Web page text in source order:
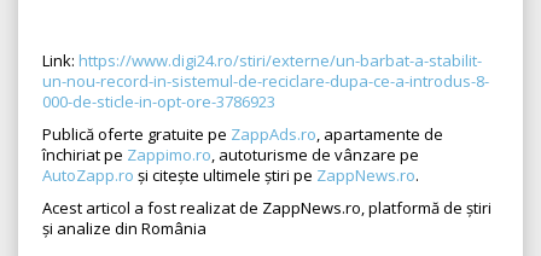
Link: https://www.digi24.ro/stiri/externe/un-barbat-a-stabilit-
un-nou-record-in-sistemul-de-reciclare-dupa-ce-a-introdus-8-
000-de-sticle-in-opt-ore-3786923
Publică oferte gratuite pe ZappAds.ro, apartamente de
închiriat pe Zappimo.ro, autoturisme de vânzare pe
AutoZapp.ro și citește ultimele știri pe ZappNews.ro.
Acest articol a fost realizat de ZappNews.ro, platformă de știri
și analize din România